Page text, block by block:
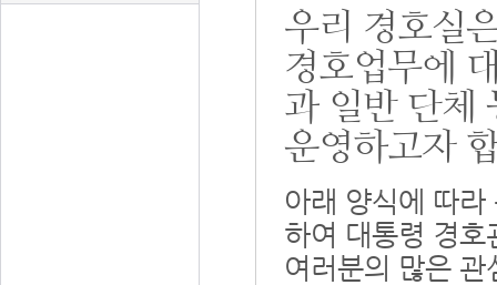
우리 경호실
경호업무에
과 일반 단체
운영하고자
아래 양식에 따
하여 대통령 경
여러분의 많은